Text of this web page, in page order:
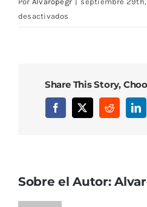
desactivados
Share This Story,
Facebook
X Reddit
Sobre el Autor: